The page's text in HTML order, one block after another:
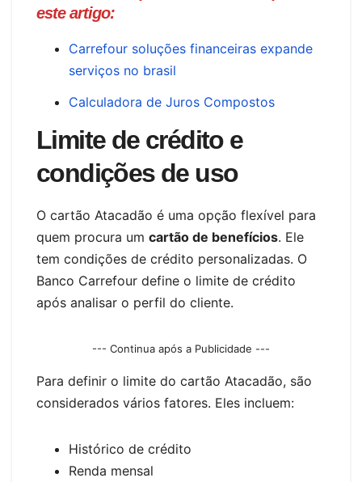
este artigo:
Carrefour soluções financeiras expande
serviços no brasil
Calculadora de Juros Compostos
Limite de crédito e
condições de uso
O cartão Atacadão é uma opção flexível para
quem procura um cartão de benefícios. Ele
tem condições de crédito personalizadas. O
Banco Carrefour define o limite de crédito
após analisar o perfil do cliente.
--- Continua após a Publicidade ---
Para definir o limite do cartão Atacadão, são
considerados vários fatores. Eles incluem:
Histórico de crédito
Renda mensal